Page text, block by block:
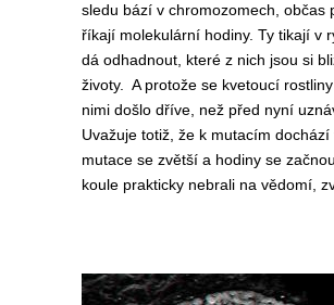
sledu bází v chromozomech, občas
říkají molekulární hodiny. Ty tikají v
dá odhadnout, které z nich jsou si
životy. A protože se kvetoucí
nimi došlo dříve, než před nyní
Uvažuje totiž, že k mutacím
mutace se zvětší a hodiny se
koule prakticky nebrali na vědomí,